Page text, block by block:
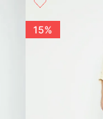
15%